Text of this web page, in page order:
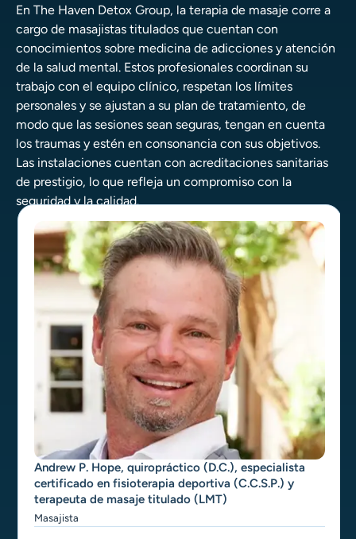
En The Haven Detox Group, la terapia de masaje corre a
cargo de masajistas titulados que cuentan con
conocimientos sobre medicina de adicciones y atención
de la salud mental. Estos profesionales coordinan su
trabajo con el equipo clínico, respetan los límites
personales y se ajustan a su plan de tratamiento, de
modo que las sesiones sean seguras, tengan en cuenta
los traumas y estén en consonancia con sus objetivos.
Las instalaciones cuentan con acreditaciones sanitarias
de prestigio, lo que refleja un compromiso con la
seguridad y la calidad.
Andrew P. Hope, quiropráctico (D.C.), especialista
certificado en fisioterapia deportiva (C.C.S.P.) y
terapeuta de masaje titulado (LMT)
Masajista